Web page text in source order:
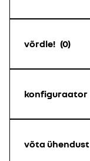
võrdle! 0
konfiguraator
võta ühendust